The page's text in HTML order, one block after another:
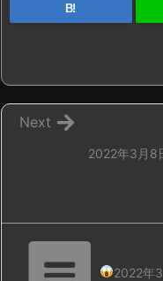
B!
2022年3月8
Next
2022年